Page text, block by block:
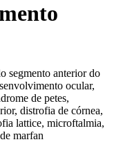
segmento anterior do
ocular,
de petes,
distrofia de córnea,
lattice, microftalmia,
marfan